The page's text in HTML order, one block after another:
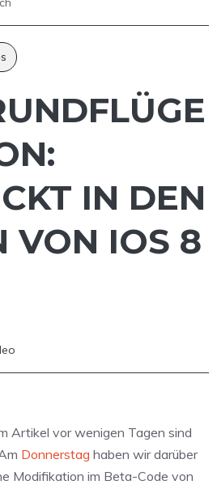
IN DEN
VON IOS 8
Artikel vor wenigen Tagen sind
Donnerstag haben wir darüber
Modifikation im Beta-Code von